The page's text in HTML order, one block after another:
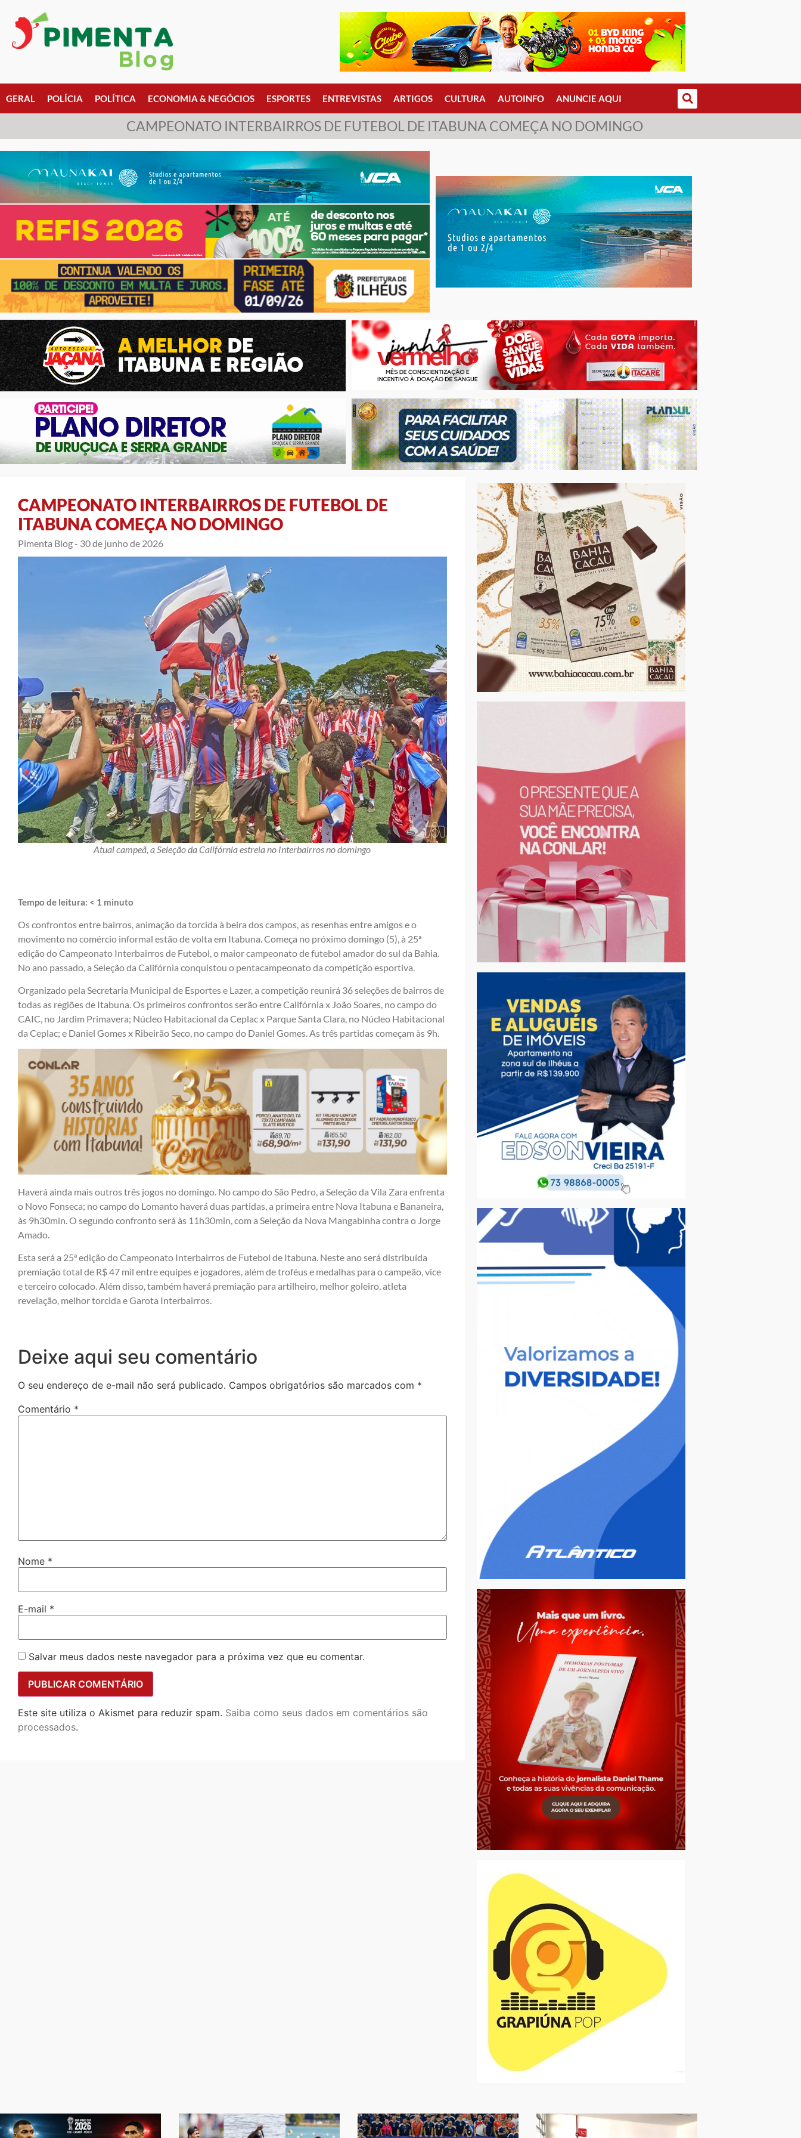
GERAL POLÍCIA POLÍTICA ECONOMIA & NEGÓCIOS ESPORTES ENTREVISTAS ARTIGOS CULTURA AUTOINFO ANUNCIE AQUI
CAMPEONATO INTERBAIRROS DE FUTEBOL DE ITABUNA COMEÇA NO DOMINGO
CAMPEONATO INTERBAIRROS DE FUTEBOL DE
ITABUNA COMEÇA NO DOMINGO
Pimenta Blog - 30 de junho de 2026
Atual campeã, a Seleção da Califórnia estreia no Interbairros no domingo
Tempo de leitura: < 1 minuto
Os confrontos entre bairros, animação da torcida à beira dos campos, as resenhas entre amigos e o
movimento no comércio informal estão de volta em Itabuna. Começa no próximo domingo (5), à 25ª
edição do Campeonato Interbairros de Futebol, o maior campeonato de futebol amador do sul da Bahia.
No ano passado, a Seleção da Califórnia conquistou o pentacampeonato da competição esportiva.
Organizado pela Secretaria Municipal de Esportes e Lazer, a competição reunirá 36 seleções de bairros de
todas as regiões de Itabuna. Os primeiros confrontos serão entre Califórnia x João Soares, no campo do
CAIC, no Jardim Primavera; Núcleo Habitacional da Ceplac x Parque Santa Clara, no Núcleo Habitacional
da Ceplac; e Daniel Gomes x Ribeirão Seco, no campo do Daniel Gomes. As três partidas começam às 9h.
Haverá ainda mais outros três jogos no domingo. No campo do São Pedro, a Seleção da Vila Zara enfrenta
o Novo Fonseca; no campo do Lomanto haverá duas partidas, a primeira entre Nova Itabuna e Bananeira,
às 9h30min. O segundo confronto será às 11h30min, com a Seleção da Nova Mangabinha contra o Jorge
Amado.
Esta será a 25ª edição do Campeonato Interbairros de Futebol de Itabuna. Neste ano será distribuída
premiação total de R$ 47 mil entre equipes e jogadores, além de troféus e medalhas para o campeão, vice
e terceiro colocado. Além disso, também haverá premiação para artilheiro, melhor goleiro, atleta
revelação, melhor torcida e Garota Interbairros.
Deixe aqui seu comentário
O seu endereço de e-mail não será publicado. Campos obrigatórios são marcados com *
Comentário *
Nome *
E-mail *
Salvar meus dados neste navegador para a próxima vez que eu comentar.
Este site utiliza o Akismet para reduzir spam. Saiba como seus dados em comentários são
processados.